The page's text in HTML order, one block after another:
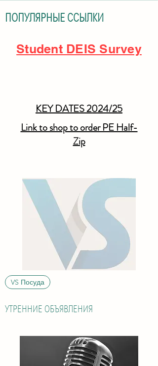
ПОПУЛЯРНЫЕ ССЫЛКИ
Student DEIS Survey
KEY DATES 2024/25
Link to shop to order PE Half-
Zip
VS Посуда
УТРЕННИЕ ОБЪЯВЛЕНИЯ